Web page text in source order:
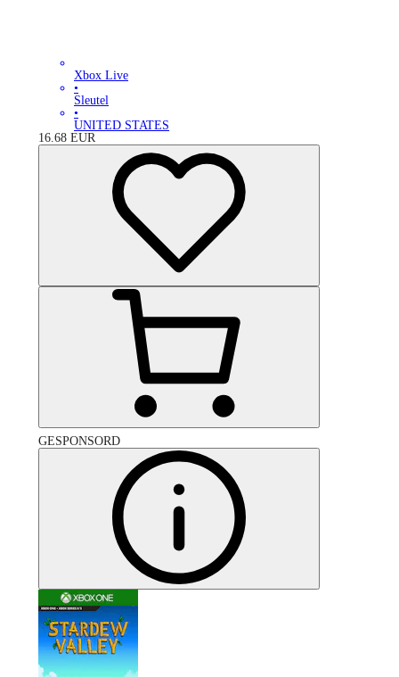
Xbox Live
•
Sleutel
•
UNITED STATES
16.68 EUR
GESPONSORD